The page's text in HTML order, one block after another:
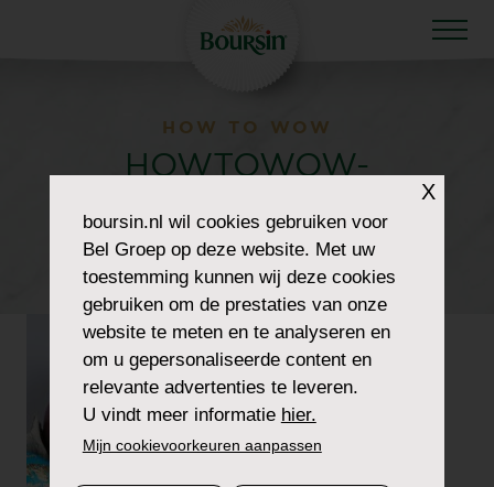
HOW TO WOW
HOWTOWOW-
EASTERBRUNCHES-
5-EASTEREGG
X
boursin.nl wil cookies gebruiken voor
Bel Groep op deze website. Met uw
toestemming kunnen wij deze cookies
gebruiken om de prestaties van onze
website te meten en te analyseren en
om u gepersonaliseerde content en
relevante advertenties te leveren.
U vindt meer informatie hier.
Mijn cookievoorkeuren aanpassen